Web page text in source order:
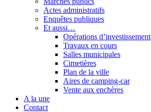
Actes administratifs
Enquêtes publiques
Et aussi…
Opérations d’investissement
Travaux en cours
Salles municipales
Cimetières
Plan de la ville
Aires de camping-car
Vente aux enchères
A la une
Contact